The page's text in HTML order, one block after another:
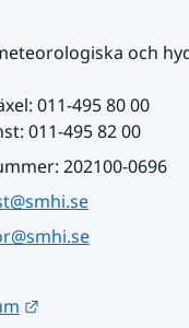
och
011-495 80 00
011-495 82 00
202100-0696